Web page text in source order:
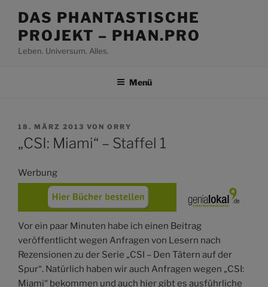
Inhalt
springen
DAS PHANTASTISCHE
PROJEKT – PHAN.PRO
Leben. Universum. Alles.
Menü
VERÖFFENTLICHT
AM
18. MÄRZ 2013 VON ORRY
„CSI: Miami“ – Staffel 1
Werbung
Vor ein paar Minuten habe ich einen Beitrag
veröffentlicht wegen Anfragen von Lesern nach
Rezensionen zu der Serie „CSI – Den Tätern auf der
Spur“. Natürlich haben wir auch Anfragen wegen „CSI:
Miami“ bekommen und auch hier gibt es ausführliche